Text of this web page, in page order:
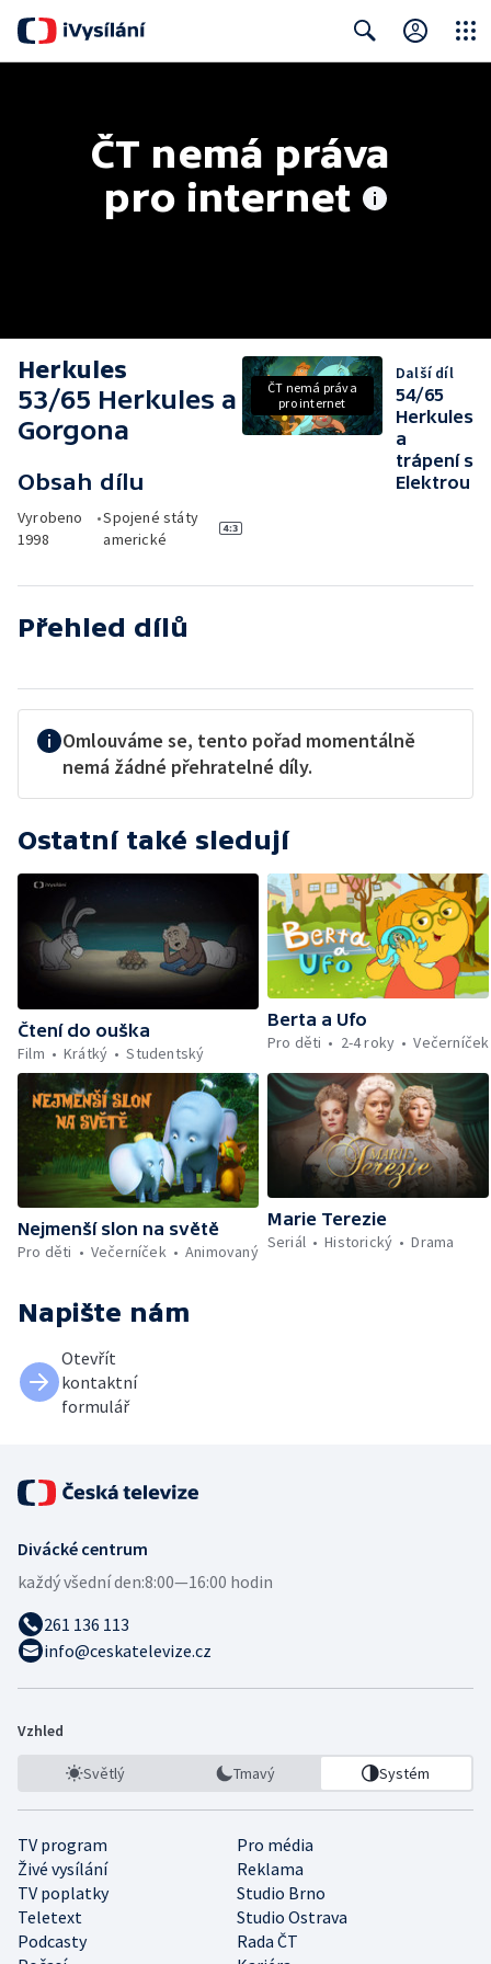
ČT nemá práva
pro internet
Herkules
53/65 Herkules a
Gorgona
Obsah dílu
Vyrobeno
1998
•Spojené státy
americké
ČT nemá práva
pro internet
Další díl
54/65
Herkules
a
trápení s
Elektrou
Přehled dílů
Omlouváme se, tento pořad momentálně
nemá žádné přehratelné díly.
Ostatní také sledují
Čtení do ouška
Film
Krátký Studentský
Berta a Ufo
Pro děti
2-4 roky Večerníček
Nejmenší slon na světě
Pro děti
Večerníček Animovaný
Marie Terezie
Seriál
Historický Drama
Napište nám
Otevřít
kontaktní
formulář
Divácké centrum
každý všední den:8:00—16:00 hodin
261 136 113
info@ceskatelevize.cz
Vzhled
Světlý Tmavý Systém
TV program
Pro média
Živé vysílání
Reklama
TV poplatky
Studio Brno
Teletext
Studio Ostrava
Podcasty
Rada ČT